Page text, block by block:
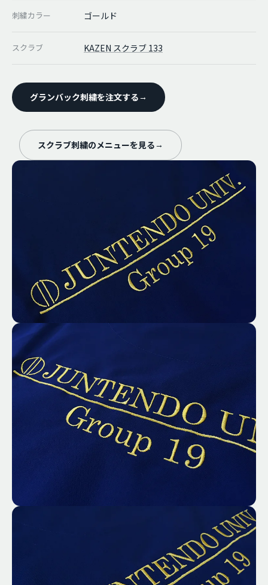
刺繍カラー ゴールド
スクラブ KAZEN スクラブ 133
グランバック刺繍を注文する →
スクラブ刺繍のメニューを見る →